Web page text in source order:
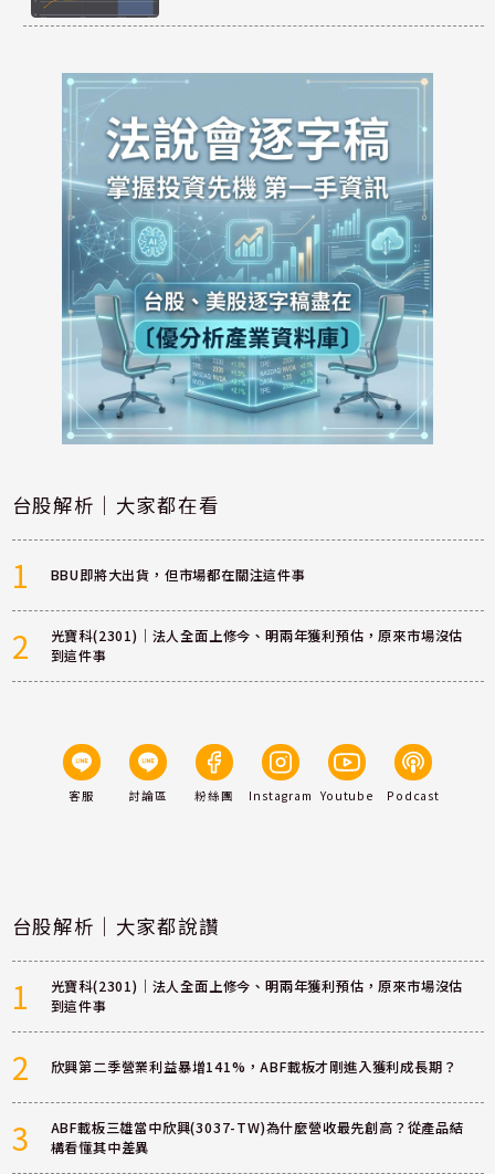
台股解析｜大家都在看
1 BBU即將大出貨，但市場都在關注這件事
2
光寶科(2301)｜法人全面上修今、明兩年獲利預估，原來市場沒估
到這件事
客服 討論區 粉絲團 Instagram Youtube Podcast
台股解析｜大家都說讚
1
光寶科(2301)｜法人全面上修今、明兩年獲利預估，原來市場沒估
到這件事
2 欣興第二季營業利益暴增141%，ABF載板才剛進入獲利成長期？
3
ABF載板三雄當中欣興(3037-TW)為什麼營收最先創高？從產品結
構看懂其中差異